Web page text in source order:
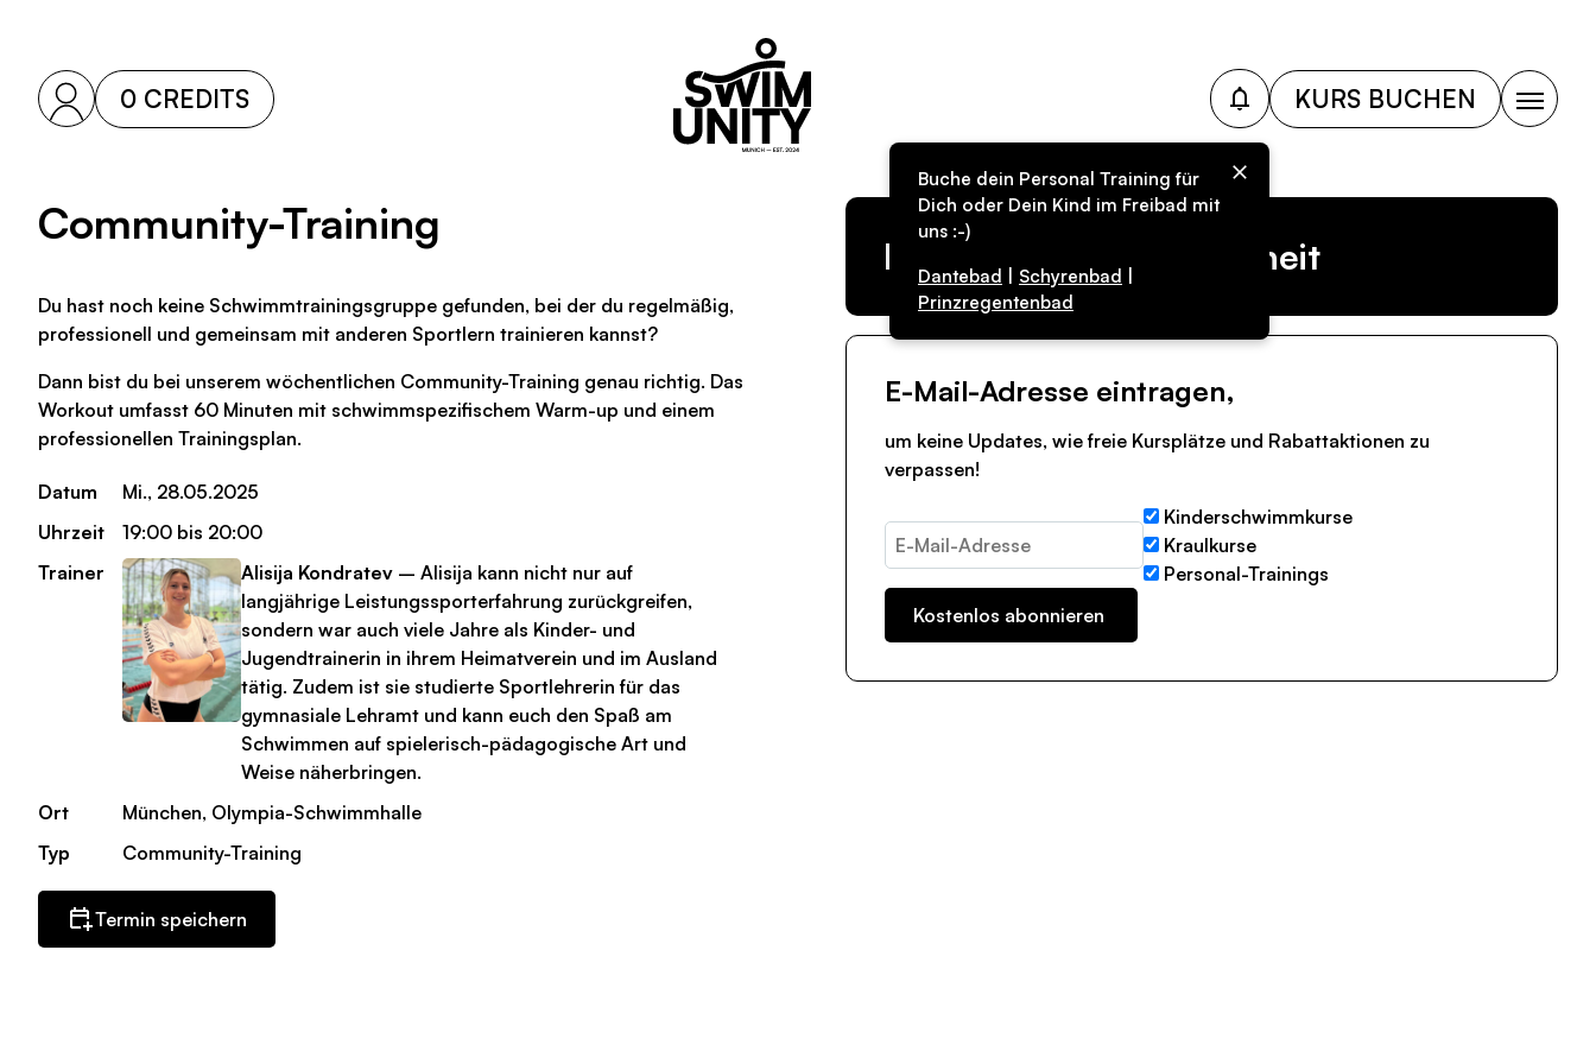
0 CREDITS
Buche dein Personal Training für
Dich oder Dein Kind im Freibad mit
uns :-)
Dantebad
Schyrenbad
Prinzregentenbad
KURS BUCHEN
Community-Training
Du hast noch keine Schwimmtrainingsgruppe gefunden, bei der du regelmäßig,
professionell und gemeinsam mit anderen Sportlern trainieren kannst?
Dann bist du bei unserem wöchentlichen Community-Training genau richtig. Das
Workout umfasst 60 Minuten mit schwimmspezifischem Warm-up und einem
professionellen Trainingsplan.
Datum
Mi., 28.05.2025
Uhrzeit
19:00 bis 20:00
Trainer
Alisija Kondratev – Alisija kann nicht nur auf
langjährige Leistungssporterfahrung zurückgreifen,
sondern war auch viele Jahre als Kinder- und
Jugendtrainerin in ihrem Heimatverein und im Ausland
tätig. Zudem ist sie studierte Sportlehrerin für das
gymnasiale Lehramt und kann euch den Spaß am
Schwimmen auf spielerisch-pädagogische Art und
Weise näherbringen.
Ort
München, Olympia-Schwimmhalle
Typ
Community-Training
Termin speichern
Kurs in der Vergangenheit
E-Mail-Adresse eintragen,
um keine Updates, wie freie Kursplätze und Rabattaktionen zu
verpassen!
Kinderschwimmkurse
Kraulkurse
Personal-Trainings